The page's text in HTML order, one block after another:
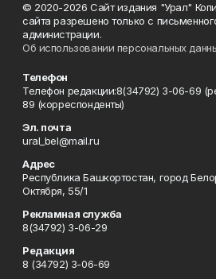
© 2020-2026 Сайт издания "Урал"
сайта разрешено только с
администрации.
Об использовании персональных
Телефон
Телефон редакции:8(34792) 3-06-69
89 (корреспонденты)
Эл. почта
ural_bel@mail.ru
Адрес
Республика Башкортостан, город
Октября, 55/1
Рекламная служба
8(34792) 3-06-29
Редакция
8 (34792) 3-06-69